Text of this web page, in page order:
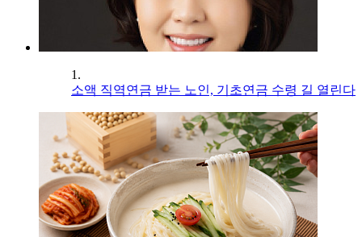
1.
소액 직역연금 받는 노인, 기초연금 수령 길 열린다